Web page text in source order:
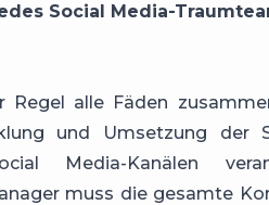
Social Media-
alle Fäden
und Umsetzung der
Media-Kanälen
muss die gesamte